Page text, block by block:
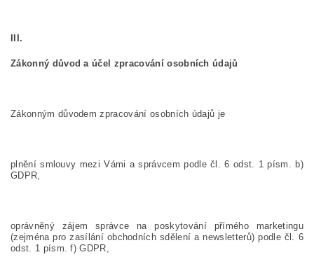
III.
Zákonný důvod a účel zpracování osobních údajů
Zákonným důvodem zpracování osobních údajů je
plnění smlouvy mezi Vámi a správcem podle čl. 6 odst. 1 písm. b)
GDPR,
oprávněný zájem správce na poskytování přímého marketingu
(zejména pro zasílání obchodních sdělení a newsletterů) podle čl. 6
odst. 1 písm. f) GDPR,